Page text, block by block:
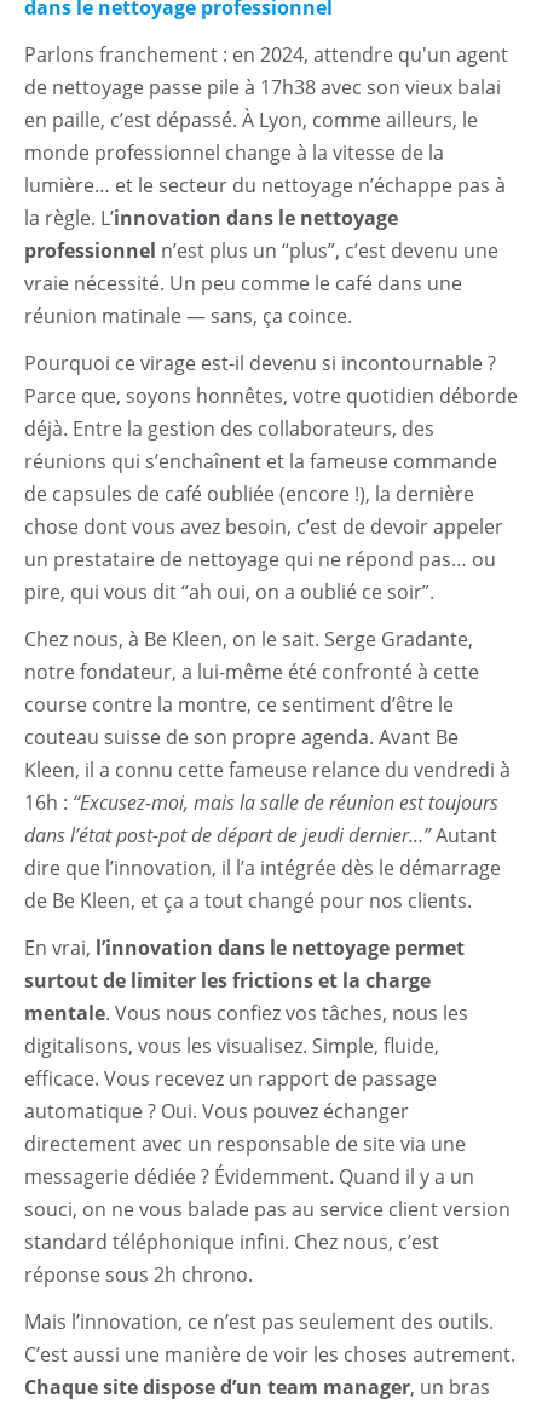
dans le nettoyage professionnel
Parlons franchement : en 2024, attendre qu'un agent
de nettoyage passe pile à 17h38 avec son vieux balai
en paille, c’est dépassé. À Lyon, comme ailleurs, le
monde professionnel change à la vitesse de la
lumière… et le secteur du nettoyage n’échappe pas à
la règle. L’innovation dans le nettoyage
professionnel n’est plus un “plus”, c’est devenu une
vraie nécessité. Un peu comme le café dans une
réunion matinale — sans, ça coince.
Pourquoi ce virage est-il devenu si incontournable ?
Parce que, soyons honnêtes, votre quotidien déborde
déjà. Entre la gestion des collaborateurs, des
réunions qui s’enchaînent et la fameuse commande
de capsules de café oubliée (encore !), la dernière
chose dont vous avez besoin, c’est de devoir appeler
un prestataire de nettoyage qui ne répond pas… ou
pire, qui vous dit “ah oui, on a oublié ce soir”.
Chez nous, à Be Kleen, on le sait. Serge Gradante,
notre fondateur, a lui-même été confronté à cette
course contre la montre, ce sentiment d’être le
couteau suisse de son propre agenda. Avant Be
Kleen, il a connu cette fameuse relance du vendredi à
16h : “Excusez-moi, mais la salle de réunion est toujours
dans l’état post-pot de départ de jeudi dernier…”Autant
dire que l’innovation, il l’a intégrée dès le démarrage
de Be Kleen, et ça a tout changé pour nos clients.
En vrai, l’innovation dans le nettoyage permet
surtout de limiter les frictions et la charge
mentale. Vous nous confiez vos tâches, nous les
digitalisons, vous les visualisez. Simple, fluide,
efficace. Vous recevez un rapport de passage
automatique ? Oui. Vous pouvez échanger
directement avec un responsable de site via une
messagerie dédiée ? Évidemment. Quand il y a un
souci, on ne vous balade pas au service client version
standard téléphonique infini. Chez nous, c’est
réponse sous 2h chrono.
Mais l’innovation, ce n’est pas seulement des outils.
C’est aussi une manière de voir les choses autrement.
Chaque site dispose d’un team manager, un bras